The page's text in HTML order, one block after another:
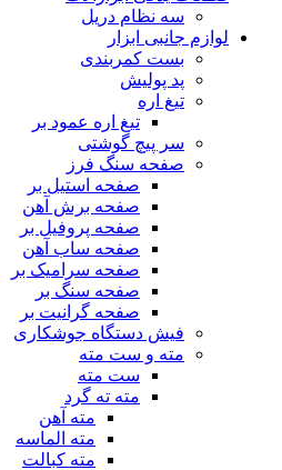
سه نظام دریل
لوازم جانبی ابزار
بست کمربندی
پد پولیش
تیغ اره
تیغ اره عمود بر
سر پیچ گوشتی
صفحه سنگ فرز
صفحه استیل بر
صفحه برش آهن
صفحه پروفیل بر
صفحه ساب آهن
صفحه سرامیک بر
صفحه سنگ بر
صفحه گرانیت بر
فیش دستگاه جوشکاری
مته و ست مته
ست مته
مته ته گرد
مته آهن
مته الماسه
مته کبالت